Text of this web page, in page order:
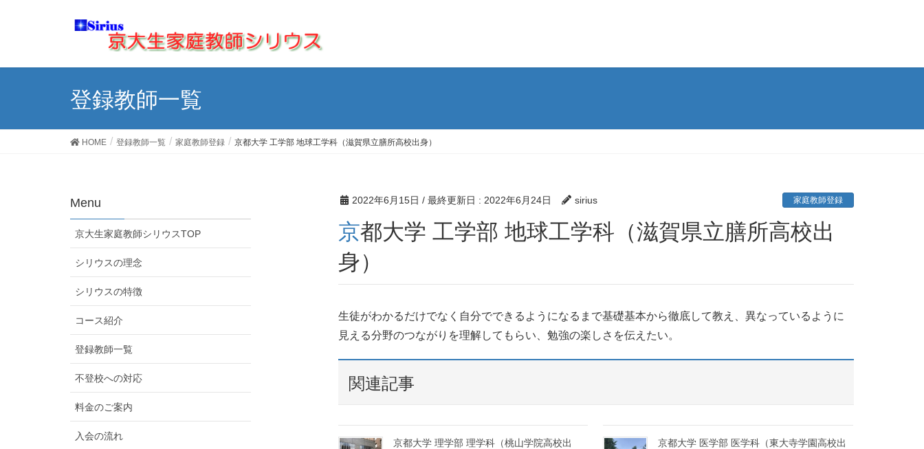
登録教師一覧
HOME 登録教師一覧 家庭教師登録 京都大学 工学部 地球工学科（滋賀県立膳所高校出身）
2022年6月15日 / 最終更新日 : 2022年6月24日 sirius 家庭教師登録
京都大学 工学部 地球工学科（滋賀県立膳所高校出
身）
生徒がわかるだけでなく自分でできるようになるまで基礎基本から徹底して教え、異なっているように
見える分野のつながりを理解してもらい、勉強の楽しさを伝えたい。
関連記事
京都大学 理学部 理学科（桃山学院高校出
京都大学 医学部 医学科（東大寺学園高校出
Menu
京大生家庭教師シリウスTOP
シリウスの理念
シリウスの特徴
コース紹介
登録教師一覧
不登校への対応
料金のご案内
入会の流れ